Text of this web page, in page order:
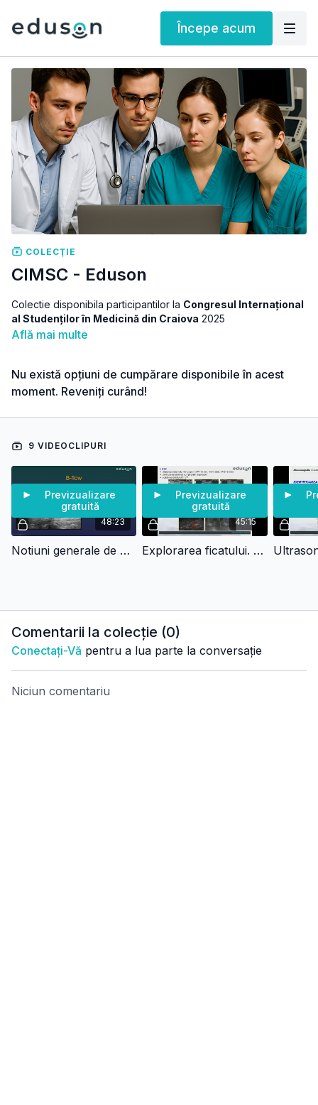
Începe acum
COLECŢIE
CIMSC - Eduson
Colectie disponibila participantilor la Congresul Internațional
al Studenților în Medicină din Craiova 2025
Află mai multe
Nu există opțiuni de cumpărare disponibile în acest
moment. Reveniți curând!
9 VIDEOCLIPURI
48:23
Previzualizare
gratuită
Notiuni generale de ultrasonografie. Moduri de lucru (scara gri, doppler, contrast, elasto), terminologie
45:15
Previzualizare
gratuită
Explorarea ficatului. Modificări semiologice, aspectul ecografic al principalelor hepatopatii difuze
Comentarii la colecție (0)
Conectați-Vă pentru a lua parte la conversație
Niciun comentariu